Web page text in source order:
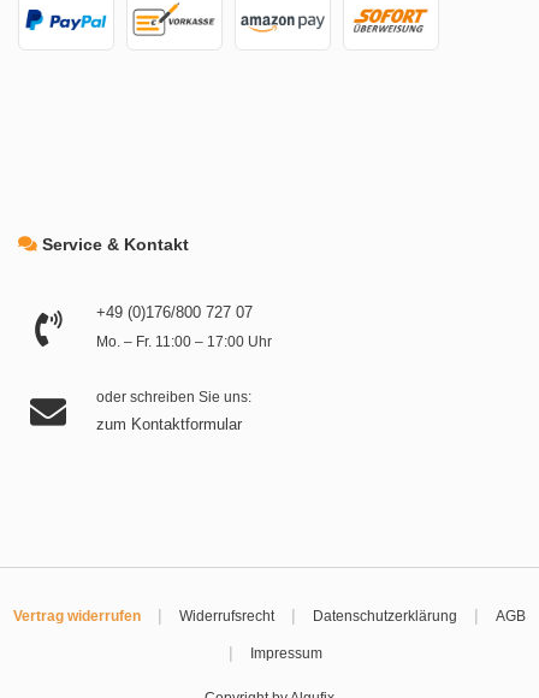
Service & Kontakt
+49 (0)176/800 727 07
Mo. – Fr. 11:00 – 17:00 Uhr
oder schreiben Sie uns:
zum Kontaktformular
Vertrag widerrufen | Widerrufsrecht | Datenschutzerklärung | AGB
| Impressum